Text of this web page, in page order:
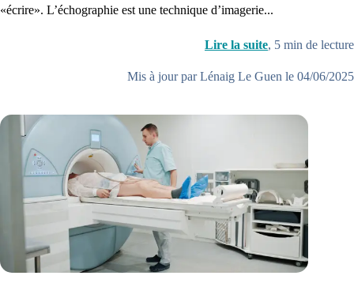
«écrire». L’échographie est une technique d’imagerie...
Lire la suite, 5 min de lecture
Mis à jour par Lénaig Le Guen le 04/06/2025